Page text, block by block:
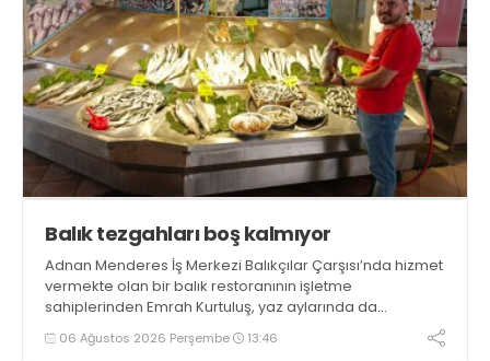
Balık tezgahları boş kalmıyor
Adnan Menderes İş Merkezi Balıkçılar Çarşısı’nda hizmet
vermekte olan bir balık restoranının işletme
sahiplerinden Emrah Kurtuluş, yaz aylarında da
tezgahlarda taze balık bulunduğunu ifade ederek “Yıl
boyunca tezgahlarda taze balık bulmak mümkün
06 Ağustos 2026 Perşembe 13:46